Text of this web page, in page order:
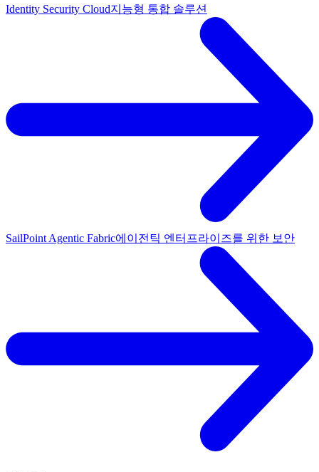
Identity Security Cloud지능형 통합 솔루션
SailPoint Agentic Fabric에이전틱 엔터프라이즈를 위한 보안